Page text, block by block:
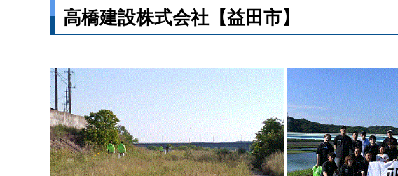
高橋建設株式会社【益田市】